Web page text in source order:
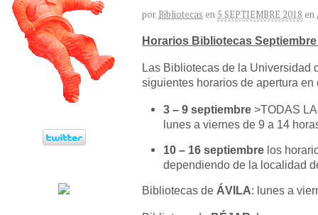
por Bibliotecas en 5 SEPTIEMBRE 2018 en
Horarios Bibliotecas Septiembre
Las Bibliotecas de la Universidad
siguientes horarios de apertura en
3 – 9 septiembre >TODAS
lunes a viernes de 9 a 14
10 – 16 septiembre los
dependiendo de la localidad
Bibliotecas de ÁVILA: lunes a